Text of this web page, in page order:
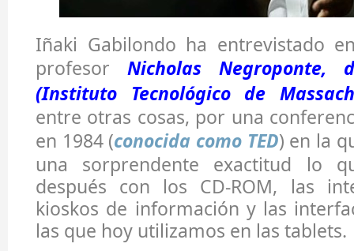
Iñaki Gabilondo ha entrevistado
profesor Nicholas Negroponte,
(Instituto Tecnológico de
entre otras cosas, por una
en 1984 (conocida como TED) en la
una sorprendente exactitud lo
después con los CD-ROM, las
kioskos de información y las
las que hoy utilizamos en las tablets.